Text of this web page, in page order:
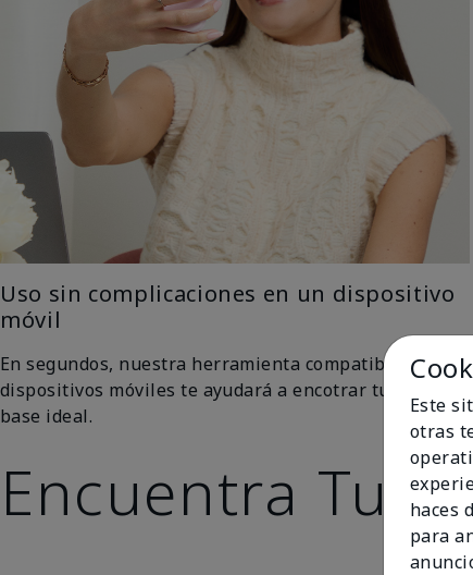
Uso sin complicaciones en un dispositivo
móvil
En segundos, nuestra herramienta compatible con
dispositivos móviles te ayudará a encotrar tu tono de
base ideal.
Encuentra Tu
Este
otras
haces
para